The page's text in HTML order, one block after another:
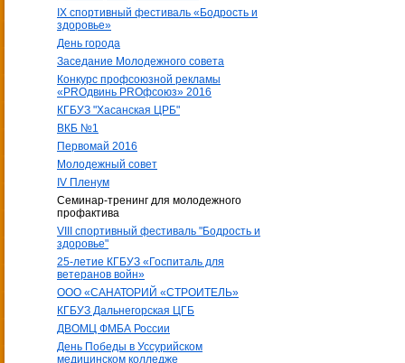
IX спортивный фестиваль «Бодрость и
здоровье»
День города
Заседание Молодежного совета
Конкурс профсоюзной рекламы
«PROдвинь РRОфсоюз» 2016
КГБУЗ "Хасанская ЦРБ"
ВКБ №1
Первомай 2016
Молодежный совет
IV Пленум
Семинар-тренинг для молодежного
профактива
VIII спортивный фестиваль "Бодрость и
здоровье"
25-летие КГБУЗ «Госпиталь для
ветеранов войн»
ООО «САНАТОРИЙ «СТРОИТЕЛЬ»
КГБУЗ Дальнегорская ЦГБ
ДВОМЦ ФМБА России
День Победы в Уссурийском
медицинском колледже